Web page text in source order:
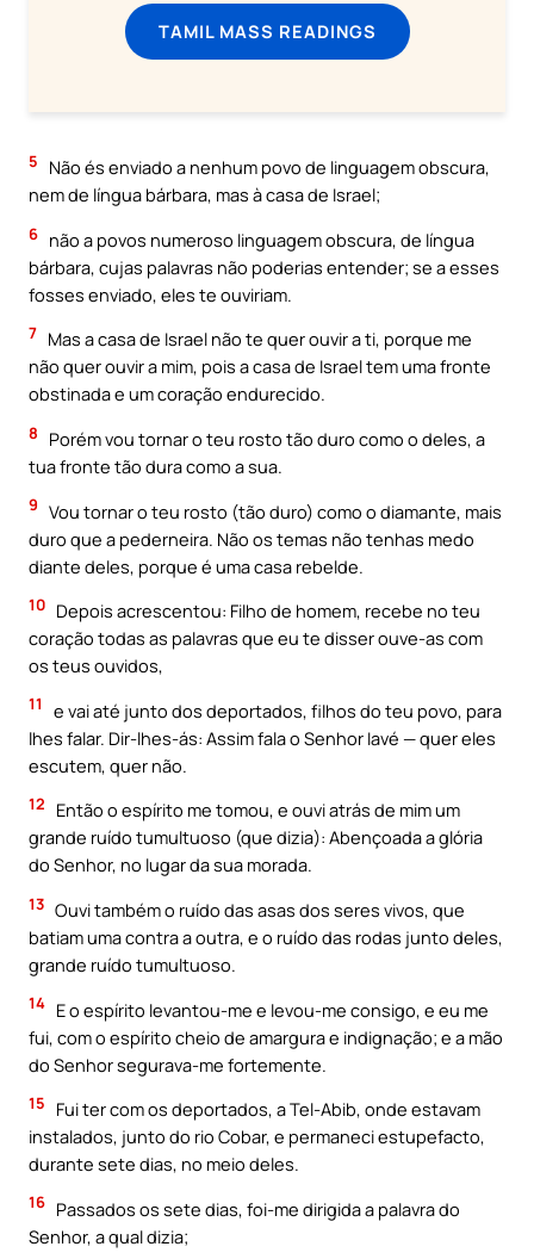
TAMIL MASS READINGS
5
Não és enviado a nenhum povo de linguagem obscura,
nem de língua bárbara, mas à casa de Israel;
6 não a povos numeroso linguagem obscura, de língua
bárbara, cujas palavras não poderias entender; se a esses
fosses enviado, eles te ouviriam.
7 Mas a casa de Israel não te quer ouvir a ti, porque me
não quer ouvir a mim, pois a casa de Israel tem uma fronte
obstinada e um coração endurecido.
8
Porém vou tornar o teu rosto tão duro como o deles, a
tua fronte tão dura como a sua.
9 Vou tornar o teu rosto (tão duro) como o diamante, mais
duro que a pederneira. Não os temas não tenhas medo
diante deles, porque é uma casa rebelde.
10 Depois acrescentou: Filho de homem, recebe no teu
coração todas as palavras que eu te disser ouve-as com
os teus ouvidos,
11
e vai até junto dos deportados, filhos do teu povo, para
lhes falar. Dir-lhes-ás: Assim fala o Senhor Iavé — quer eles
escutem, quer não.
12
Então o espírito me tomou, e ouvi atrás de mim um
grande ruído tumultuoso (que dizia): Abençoada a glória
do Senhor, no lugar da sua morada.
13 Ouvi também o ruído das asas dos seres vivos, que
batiam uma contra a outra, e o ruído das rodas junto deles,
grande ruído tumultuoso.
14 E o espírito levantou-me e levou-me consigo, e eu me
fui, com o espírito cheio de amargura e indignação; e a mão
do Senhor segurava-me fortemente.
15
Fui ter com os deportados, a Tel-Abib, onde estavam
instalados, junto do rio Cobar, e permaneci estupefacto,
durante sete dias, no meio deles.
16 Passados os sete dias, foi-me dirigida a palavra do
Senhor, a qual dizia;